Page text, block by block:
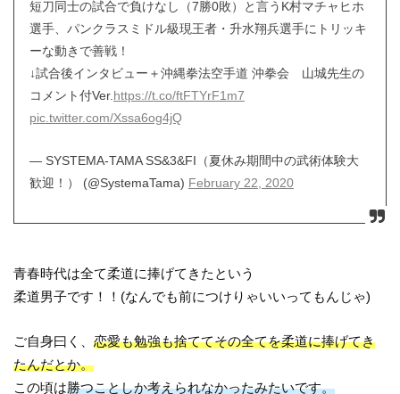
短刀同士の試合で負けなし（7勝0敗）と言うK村マチャヒホ
選手、パンクラスミドル級現王者・升水翔兵選手にトリッキ
ーな動きで善戦！
↓試合後インタビュー＋沖縄拳法空手道 沖拳会 山城先生の
コメント付Ver.https://t.co/ftFTYrF1m7
pic.twitter.com/Xssa6og4jQ
— SYSTEMA-TAMA SS&3&FI（夏休み期間中の武術体験大
歓迎！） (@SystemaTama) February 22, 2020
青春時代は全て柔道に捧げてきたという
柔道男子です！！(なんでも前につけりゃいいってもんじゃ)
ご自身曰く、恋愛も勉強も捨ててその全てを柔道に捧げてき
たんだとか。
この頃は勝つことしか考えられなかったみたいです。